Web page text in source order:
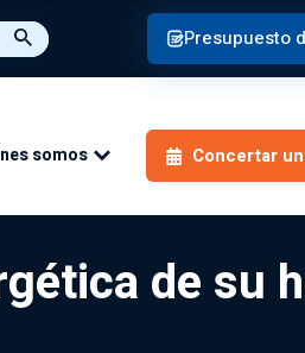
Presupuesto
somos Concertar
de su